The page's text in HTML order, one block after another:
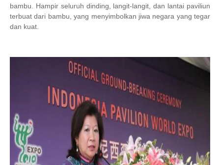
bambu. Hampir seluruh dinding, langit-langit, dan lantai paviliun
terbuat dari bambu, yang menyimbolkan jiwa negara yang tegar
dan kuat.